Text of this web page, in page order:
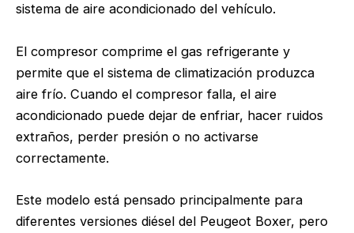
sistema de aire acondicionado del vehículo.
El compresor comprime el gas refrigerante y
permite que el sistema de climatización produzca
aire frío. Cuando el compresor falla, el aire
acondicionado puede dejar de enfriar, hacer ruidos
extraños, perder presión o no activarse
correctamente.
Este modelo está pensado principalmente para
diferentes versiones diésel del Peugeot Boxer, pero